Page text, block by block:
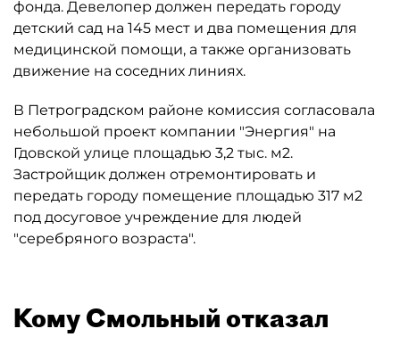
фонда. Девелопер должен передать городу
детский сад на 145 мест и два помещения для
медицинской помощи, а также организовать
движение на соседних линиях.
В Петроградском районе комиссия согласовала
небольшой проект компании "Энергия" на
Гдовской улице площадью 3,2 тыс. м2.
Застройщик должен отремонтировать и
передать городу помещение площадью 317 м2
под досуговое учреждение для людей
"серебряного возраста".
Кому Смольный отказал